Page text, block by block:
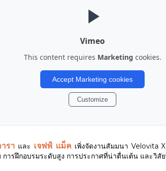
Vimeo
This content requires Marketing cookies.
Accept Marketing cookies
Customize
ราและ เจฟฟ์ แม็ค เพิ่งจัดงานสัมมนา Velovita
การฝึกอบรมระดับสูง การประกาศที่น่าตื่นเต้น และวิ